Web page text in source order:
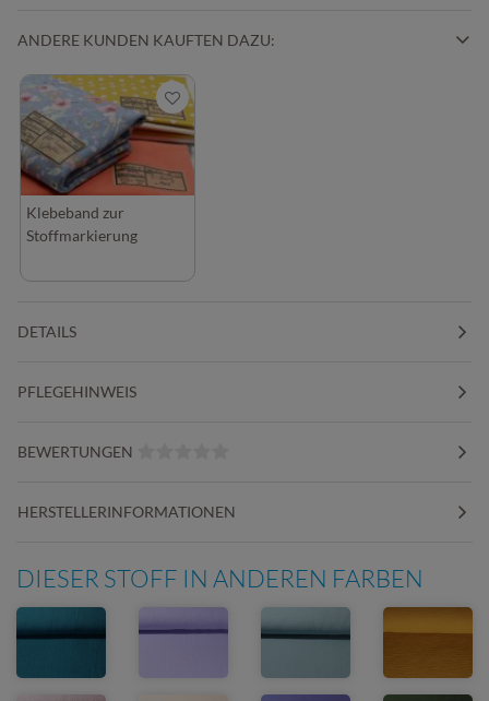
ANDERE KUNDEN KAUFTEN DAZU:
Klebeband zur
Stoffmarkierung
DETAILS
PFLEGEHINWEIS
BEWERTUNGEN
HERSTELLERINFORMATIONEN
DIESER STOFF IN ANDEREN FARBEN